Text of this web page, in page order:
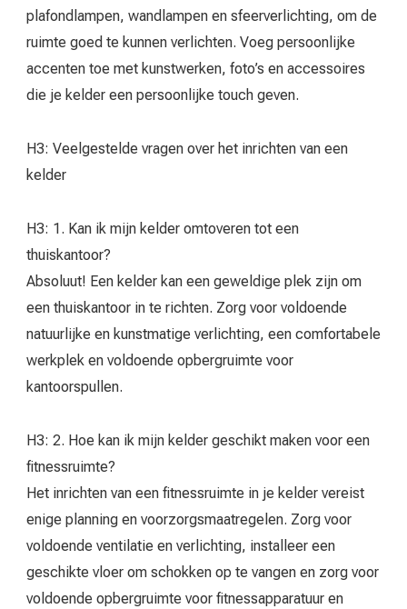
plafondlampen, wandlampen en sfeerverlichting, om de
ruimte goed te kunnen verlichten. Voeg persoonlijke
accenten toe met kunstwerken, foto’s en accessoires
die je kelder een persoonlijke touch geven.
H3: Veelgestelde vragen over het inrichten van een
kelder
H3: 1. Kan ik mijn kelder omtoveren tot een
thuiskantoor?
Absoluut! Een kelder kan een geweldige plek zijn om
een thuiskantoor in te richten. Zorg voor voldoende
natuurlijke en kunstmatige verlichting, een comfortabele
werkplek en voldoende opbergruimte voor
kantoorspullen.
H3: 2. Hoe kan ik mijn kelder geschikt maken voor een
fitnessruimte?
Het inrichten van een fitnessruimte in je kelder vereist
enige planning en voorzorgsmaatregelen. Zorg voor
voldoende ventilatie en verlichting, installeer een
geschikte vloer om schokken op te vangen en zorg voor
voldoende opbergruimte voor fitnessapparatuur en